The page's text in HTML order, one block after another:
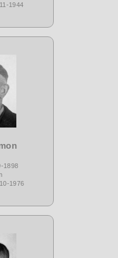
1944
1898
1976